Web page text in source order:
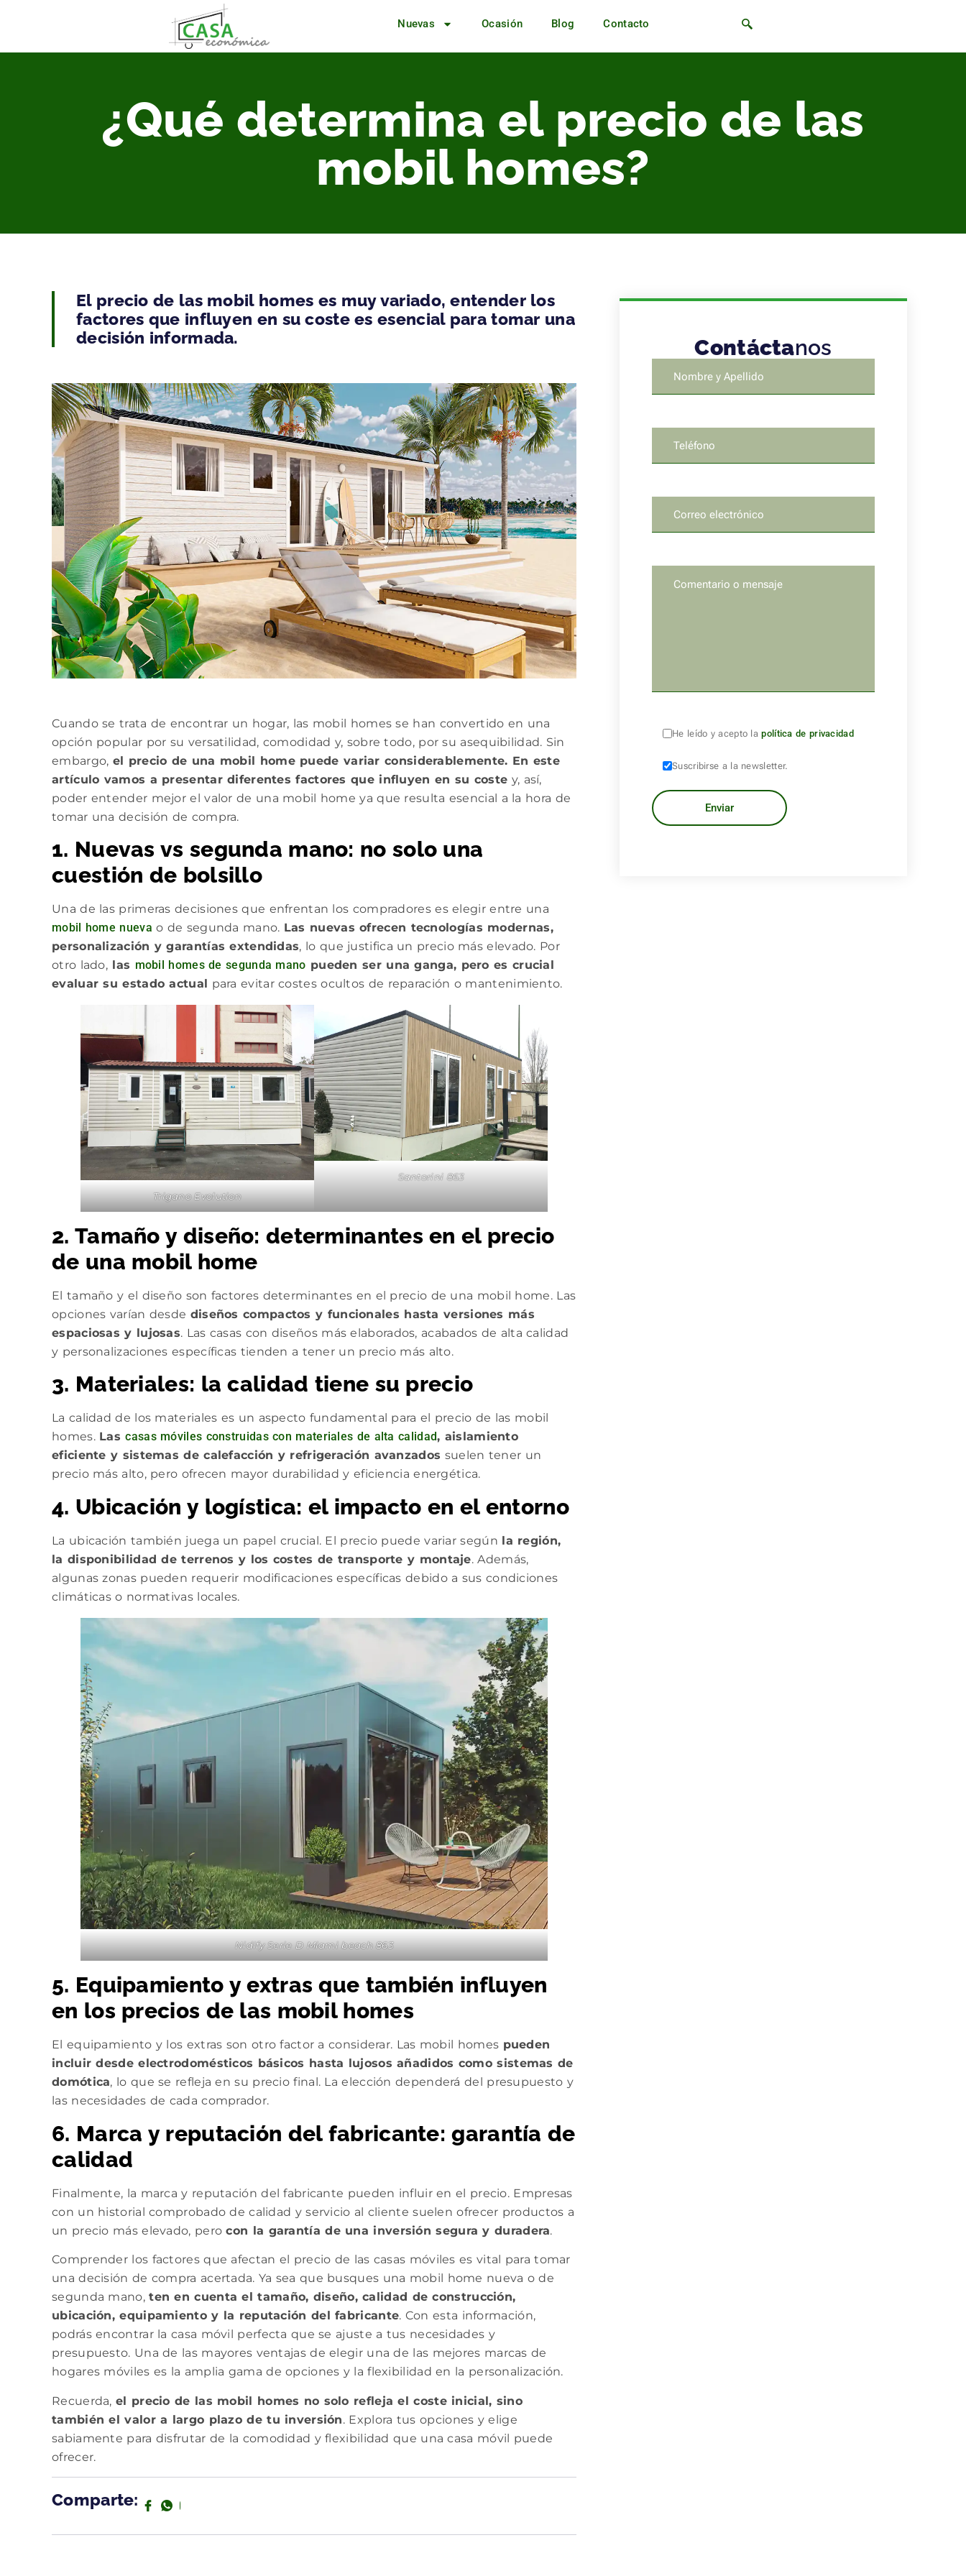
Nuevas Ocasión Blog Contacto
¿Qué determina el precio de las
mobil homes?
El precio de las mobil homes es muy variado, entender los
factores que influyen en su coste es esencial para tomar una
decisión informada.
Cuando se trata de encontrar un hogar, las mobil homes se han convertido en una
opción popular por su versatilidad, comodidad y, sobre todo, por su asequibilidad. Sin
embargo, el precio de una mobil home puede variar considerablemente. En este
artículo vamos a presentar diferentes factores que influyen en su coste y, así,
poder entender mejor el valor de una mobil home ya que resulta esencial a la hora de
tomar una decisión de compra.
1. Nuevas vs segunda mano: no solo una
cuestión de bolsillo
Una de las primeras decisiones que enfrentan los compradores es elegir entre una
mobil home nueva o de segunda mano. Las nuevas ofrecen tecnologías modernas,
personalización y garantías extendidas, lo que justifica un precio más elevado. Por
otro lado, las mobil homes de segunda mano pueden ser una ganga, pero es crucial
evaluar su estado actual
para evitar costes ocultos de reparación o mantenimiento.
Trigano Evolution
Santorini 863
2. Tamaño y diseño: determinantes en el precio
de una mobil home
El tamaño y el diseño son factores determinantes en el precio de una mobil home. Las
opciones varían desde diseños compactos y funcionales hasta versiones más
espaciosas y lujosas. Las casas con diseños más elaborados, acabados de alta calidad
y personalizaciones específicas tienden a tener un precio más alto.
3. Materiales: la calidad tiene su precio
La calidad de los materiales es un aspecto fundamental para el precio de las mobil
homes. Lascasas móviles construidas con materiales de alta calidad, aislamiento
eficiente y sistemas de calefacción y refrigeración avanzados suelen tener un
precio más alto, pero ofrecen mayor durabilidad y eficiencia energética.
4. Ubicación y logística: el impacto en el entorno
La ubicación también juega un papel crucial. El precio puede variar según la región,
la disponibilidad de terrenos y los costes de transporte y montaje. Además,
algunas zonas pueden requerir modificaciones específicas debido a sus condiciones
climáticas o normativas locales.
Nidify Serie D Miami beach 863
5. Equipamiento y extras que también influyen
en los precios de las mobil homes
El equipamiento y los extras son otro factor a considerar. Las mobil homes pueden
incluir desde electrodomésticos básicos hasta lujosos añadidos como sistemas de
domótica, lo que se refleja en su precio final. La elección dependerá del presupuesto y
las necesidades de cada comprador.
6. Marca y reputación del fabricante: garantía de
calidad
Finalmente, la marca y reputación del fabricante pueden influir en el precio. Empresas
con un historial comprobado de calidad y servicio al cliente suelen ofrecer productos a
un precio más elevado, perocon la garantía de una inversión segura y duradera.
Comprender los factores que afectan el precio de las casas móviles es vital para tomar
una decisión de compra acertada. Ya sea que busques una mobil home nueva o de
segunda mano,ten en cuenta el tamaño, diseño, calidad de construcción,
ubicación, equipamiento y la reputación del fabricante. Con esta información,
podrás encontrar la casa móvil perfecta que se ajuste a tus necesidades y
presupuesto. Una de las mayores ventajas de elegir una de las mejores marcas de
hogares móviles es la amplia gama de opciones y la flexibilidad en la personalización.
Recuerda, el precio de las mobil homes no solo refleja el coste inicial, sino
también el valor a largo plazo de tu inversión. Explora tus opciones y elige
sabiamente para disfrutar de la comodidad y flexibilidad que una casa móvil puede
ofrecer.
Comparte:
Contáctanos
He leído y acepto lapolítica de privacidad
Suscribirse a la newsletter.